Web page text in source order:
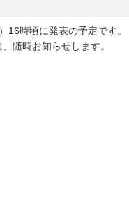
時頃に発表の予定です。
随時お知らせします。